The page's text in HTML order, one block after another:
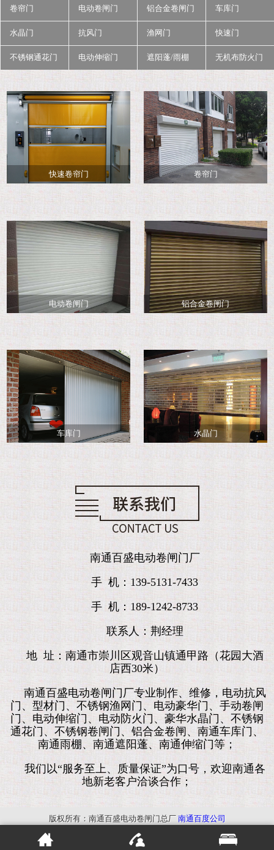
卷帘门 电动卷闸门 铝合金卷闸门 车库门
水晶门 抗风门 渔网门 快速门
不锈钢通花门 电动伸缩门 遮阳蓬/雨棚 无机布防火门
快速卷帘门 卷帘门
电动卷闸门 铝合金卷闸门
车库门 水晶门
南通百盛电动卷闸门厂
手 机：139-5131-7433
手 机：189-1242-8733
联系人：荆经理
地 址：南通市崇川区观音山镇通甲路（花园大酒
店西30米）
南通百盛电动卷闸门厂专业制作、维修，电动抗风
门、型材门、不锈钢渔网门、电动豪华门、手动卷闸
门、电动伸缩门、电动防火门、豪华水晶门、不锈钢
通花门、不锈钢卷闸门、铝合金卷闸、南通车库门、
南通雨棚、南通遮阳蓬、南通伸缩门等；
我们以“服务至上、质量保证”为口号，欢迎南通各
地新老客户洽谈合作；
版权所有：南通百盛电动卷闸门总厂 南通百度公司